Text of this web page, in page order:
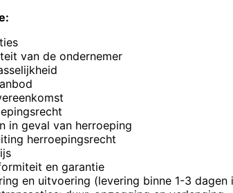
van de ondernemer
in geval van herroeping
herroepingsrecht
en garantie
en uitvoering (levering binne 1-3 dagen